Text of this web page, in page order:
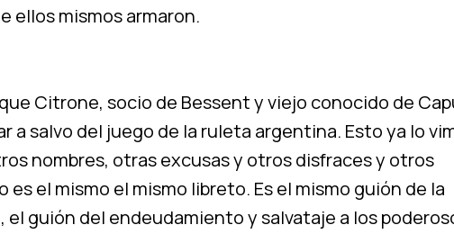
ellos mismos armaron.
Citrone, socio de Bessent y viejo conocido de
a salvo del juego de la ruleta argentina. Esto ya lo
nombres, otras excusas y otros disfraces y otros
es el mismo el mismo libreto. Es el mismo guión de la
el guión del endeudamiento y salvataje a los